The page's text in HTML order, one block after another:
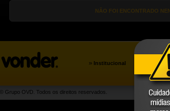
NÃO FOI ENCONTRADO
» Institucional Trabalhe
© Grupo OVD. Todos os direitos reservados.